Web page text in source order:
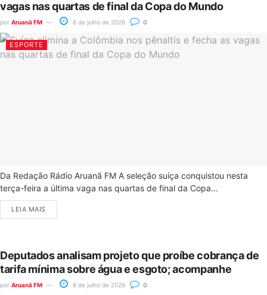
vagas nas quartas de final da Copa do Mundo
por Aruanã FM 8 de julho de 2026 0
ESPORTE
Da Redação Rádio Aruanã FM A seleção suíça conquistou nesta
terça-feira a última vaga nas quartas de final da Copa...
LEIA MAIS
Deputados analisam projeto que proíbe cobrança de
tarifa mínima sobre água e esgoto; acompanhe
por Aruanã FM 8 de julho de 2026 0